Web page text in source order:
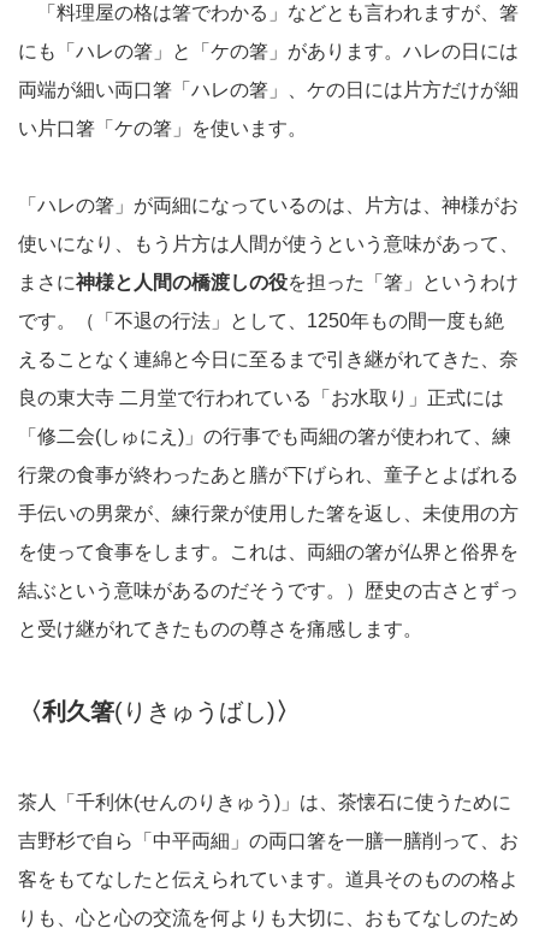
「料理屋の格は箸でわかる」などとも言われますが、箸
にも「ハレの箸」と「ケの箸」があります。ハレの日には
両端が細い両口箸「ハレの箸」、ケの日には片方だけが細
い片口箸「ケの箸」を使います。
「ハレの箸」が両細になっているのは、片方は、神様がお
使いになり、もう片方は人間が使うという意味があって、
まさに神様と人間の橋渡しの役を担った「箸」というわけ
です。（「不退の行法」として、1250年もの間一度も絶
えることなく連綿と今日に至るまで引き継がれてきた、奈
良の東大寺 二月堂で行われている「お水取り」正式には
「修二会(しゅにえ)」の行事でも両細の箸が使われて、練
行衆の食事が終わったあと膳が下げられ、童子とよばれる
手伝いの男衆が、練行衆が使用した箸を返し、未使用の方
を使って食事をします。これは、両細の箸が仏界と俗界を
結ぶという意味があるのだそうです。）歴史の古さとずっ
と受け継がれてきたものの尊さを痛感します。
〈利久箸(りきゅうばし)〉
茶人「千利休(せんのりきゅう)」は、茶懐石に使うために
吉野杉で自ら「中平両細」の両口箸を一膳一膳削って、お
客をもてなしたと伝えられています。道具そのものの格よ
りも、心と心の交流を何よりも大切に、おもてなしのため